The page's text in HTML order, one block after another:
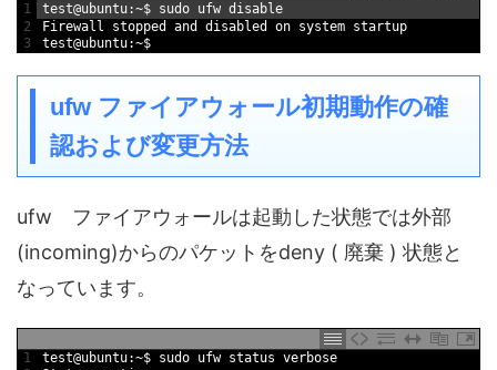
1
2
3
test@ubuntu:~$ sudo ufw disable
Firewall stopped and disabled on system startup
test@ubuntu:~$
ufw ファイアウォール初期動作の確
認および変更方法
ufw ファイアウォールは起動した状態では外部
(incoming)からのパケットをdeny ( 廃棄 ) 状態と
なっています。
1
test@ubuntu:~$ sudo ufw status verbose